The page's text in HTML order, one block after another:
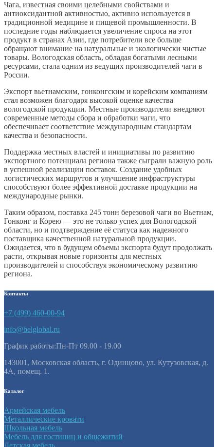
Чага, известная своими целебными свойствами и
антиоксидантной активностью, активно используется в
традиционной медицине и пищевой промышленности. В
последние годы наблюдается увеличение спроса на этот
продукт в странах Азии, где потребители все больше
обращают внимание на натуральные и экологически чистые
товары. Вологодская область, обладая богатыми лесными
ресурсами, стала одним из ведущих производителей чаги в
России.
Экспорт вьетнамским, гонконгским и корейским компаниям
стал возможен благодаря высокой оценке качества
вологодской продукции. Местные производители внедряют
современные методы сбора и обработки чаги, что
обеспечивает соответствие международным стандартам
качества и безопасности.
Поддержка местных властей и инициативы по развитию
экспортного потенциала региона также сыграли важную роль
в успешной реализации поставок. Создание удобных
логистических маршрутов и улучшение инфраструктуры
способствуют более эффективной доставке продукции на
международные рынки.
Таким образом, поставка 245 тонн березовой чаги во Вьетнам,
Гонконг и Корею — это не только успех для Вологодской
области, но и подтверждение её статуса как надежного
поставщика качественной натуральной продукции.
Ожидается, что в будущем объемы экспорта будут продолжать
расти, открывая новые горизонты для местных
производителей и способствуя экономическому развитию
региона.
Контакты
+7 (499) 460-00-94
info@belglobal.ru
График работы:Пн-Пт 09.00 - 19.00
143001, Московская область, г. Одинцово, ул. Кутузовская, д.
4А, помещ. 1.
Каталог
Армейская мебель
Металлические кровати
Школьная мебель
Мебель для гостиниц и общежитий
Детская мебель